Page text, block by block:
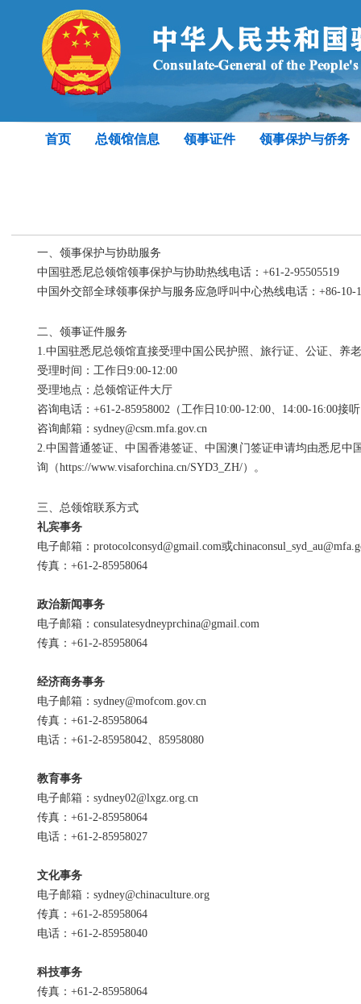
首页 总领馆信息 领事证件 领事保护与侨务
一、领事保护与协助服务
中国驻悉尼总领馆领事保护与协助热线电话：+61-2-95505519
中国外交部全球领事保护与服务应急呼叫中心热线电话：+86-10-
二、领事证件服务
1.中国驻悉尼总领馆直接受理中国公民护照、旅行证、公证、养
受理时间：工作日9:00-12:00
受理地点：总领馆证件大厅
咨询电话：+61-2-85958002（工作日10:00-12:00、14:00-16:00
咨询邮箱：sydney@csm.mfa.gov.cn
2.中国普通签证、中国香港签证、中国澳门签证申请均由悉尼
询（https://www.visaforchina.cn/SYD3_ZH/）。
三、总领馆联系方式
礼宾事务
电子邮箱：protocolconsyd@gmail.com或
传真：+61-2-85958064
政治新闻事务
电子邮箱：consulatesydneyprchina@gmail.com
传真：+61-2-85958064
经济商务事务
电子邮箱：sydney@mofcom.gov.cn
传真：+61-2-85958064
电话：+61-2-85958042、85958080
教育事务
电子邮箱：sydney02@lxgz.org.cn
传真：+61-2-85958064
电话：+61-2-85958027
文化事务
电子邮箱：sydney@chinaculture.org
传真：+61-2-85958064
电话：+61-2-85958040
科技事务
传真：+61-2-85958064